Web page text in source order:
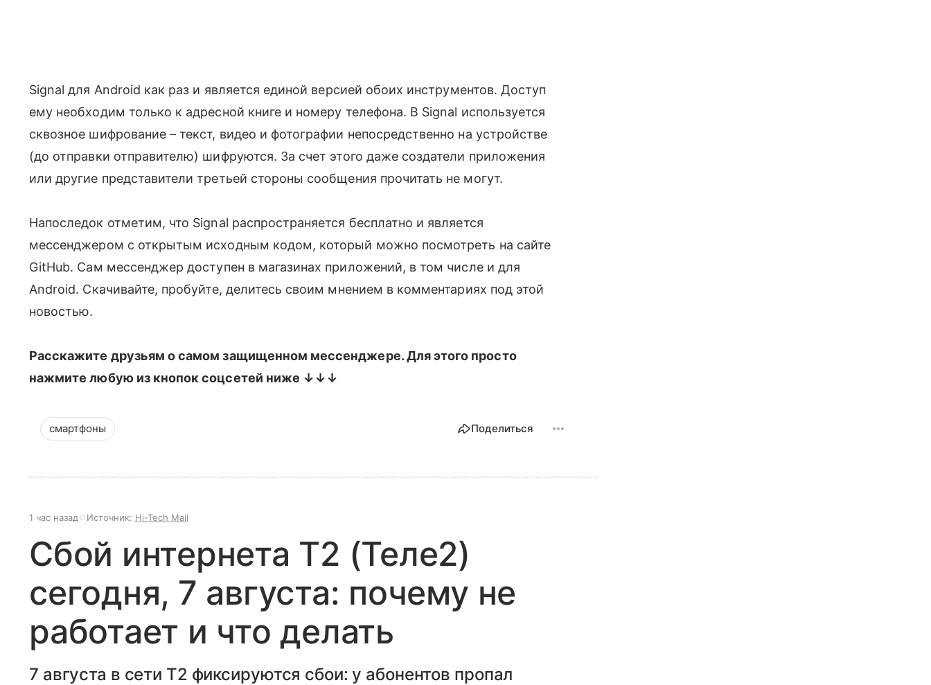
Signal для Android как раз и является единой версией обоих инструментов. Доступ
ему необходим только к адресной книге и номеру телефона. В Signal используется
сквозное шифрование – текст, видео и фотографии непосредственно на устройстве
(до отправки отправителю) шифруются. За счет этого даже создатели приложения
или другие представители третьей стороны сообщения прочитать не могут.
Напоследок отметим, что Signal распространяется бесплатно и является
мессенджером с открытым исходным кодом, который можно посмотреть на сайте
GitHub. Сам мессенджер доступен в магазинах приложений, в том числе и для
Android. Скачивайте, пробуйте, делитесь своим мнением в комментариях под этой
новостью.
Расскажите друзьям о самом защищенном мессенджере. Для этого просто
нажмите любую из кнопок соцсетей ниже ↓↓↓
смартфоны Поделиться
1 час назад Источник: Hi-Tech Mail
Сбой интернета T2 (Теле2)
сегодня, 7 августа: почему не
работает и что делать
7 августа в сети T2 фиксируются сбои: у абонентов пропал